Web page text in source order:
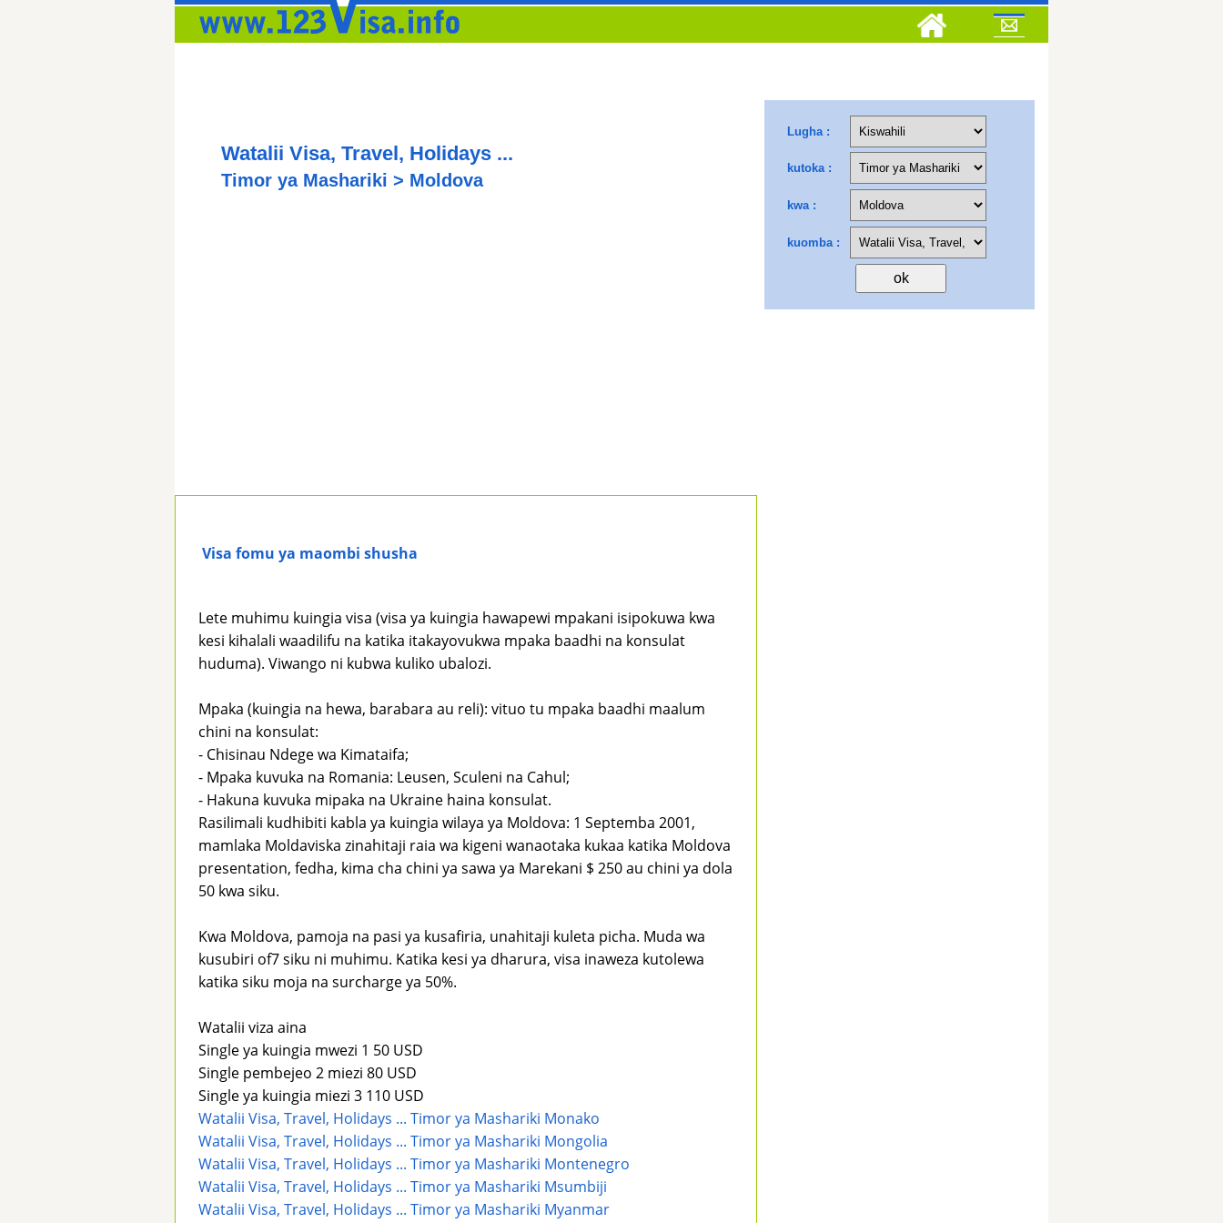
Watalii Visa, Travel, Holidays ...
Timor ya Mashariki > Moldova
Visa fomu ya maombi shusha
Lete muhimu kuingia visa (visa ya kuingia hawapewi mpakani isipokuwa kwa
kesi kihalali waadilifu na katika itakayovukwa mpaka baadhi na konsulat
huduma). Viwango ni kubwa kuliko ubalozi.
Mpaka (kuingia na hewa, barabara au reli): vituo tu mpaka baadhi maalum
chini na konsulat:
- Chisinau Ndege wa Kimataifa;
- Mpaka kuvuka na Romania: Leusen, Sculeni na Cahul;
- Hakuna kuvuka mipaka na Ukraine haina konsulat.
Rasilimali kudhibiti kabla ya kuingia wilaya ya Moldova: 1 Septemba 2001,
mamlaka Moldaviska zinahitaji raia wa kigeni wanaotaka kukaa katika Moldova
presentation, fedha, kima cha chini ya sawa ya Marekani $ 250 au chini ya dola
50 kwa siku.
Kwa Moldova, pamoja na pasi ya kusafiria, unahitaji kuleta picha. Muda wa
kusubiri of7 siku ni muhimu. Katika kesi ya dharura, visa inaweza kutolewa
katika siku moja na surcharge ya 50%.
Watalii viza aina
Single ya kuingia mwezi 1 50 USD
Single pembejeo 2 miezi 80 USD
Single ya kuingia miezi 3 110 USD
Watalii Visa, Travel, Holidays ... Timor ya Mashariki Monako
Watalii Visa, Travel, Holidays ... Timor ya Mashariki Mongolia
Watalii Visa, Travel, Holidays ... Timor ya Mashariki Montenegro
Watalii Visa, Travel, Holidays ... Timor ya Mashariki Msumbiji
Watalii Visa, Travel, Holidays ... Timor ya Mashariki Myanmar